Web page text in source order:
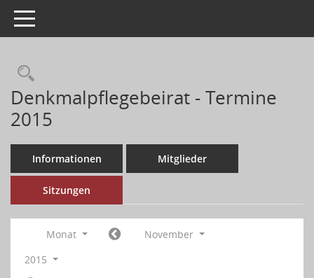
Toggle navigation
Denkmalpflegebeirat - Termine
2015
Informationen Mitglieder
Sitzungen
Monat
November
2015